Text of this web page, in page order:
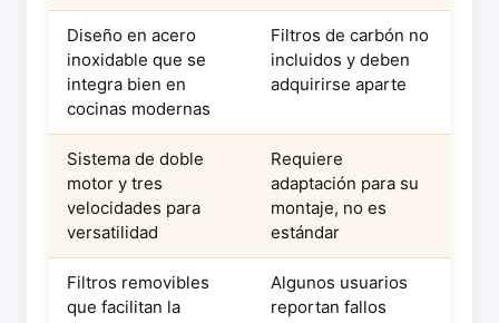
Diseño en acero
inoxidable que se
integra bien en
cocinas modernas
Filtros de carbón no
incluidos y deben
adquirirse aparte
Sistema de doble
motor y tres
velocidades para
versatilidad
Requiere
adaptación para su
montaje, no es
estándar
Filtros removibles
que facilitan la
Algunos usuarios
reportan fallos